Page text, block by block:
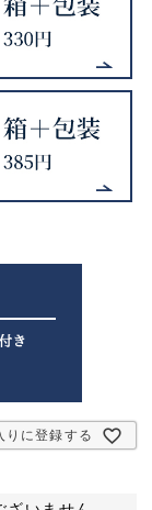
りに登録する